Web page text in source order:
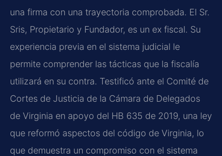
una firma con una trayectoria comprobada. El Sr.
Sris, Propietario y Fundador, es un ex fiscal. Su
experiencia previa en el sistema judicial le
permite comprender las tácticas que la fiscalía
utilizará en su contra. Testificó ante el Comité de
Cortes de Justicia de la Cámara de Delegados
de Virginia en apoyo del HB 635 de 2019, una ley
que reformó aspectos del código de Virginia, lo
que demuestra un compromiso con el sistema